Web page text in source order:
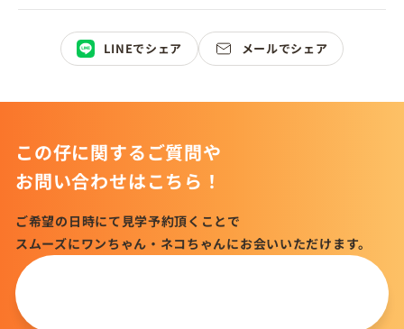
LINEでシェア メールでシェア
この仔に関するご質問や
お問い合わせはこちら！
ご希望の日時にて見学予約頂くことで
スムーズにワンちゃん・ネコちゃんにお会いいただけます。